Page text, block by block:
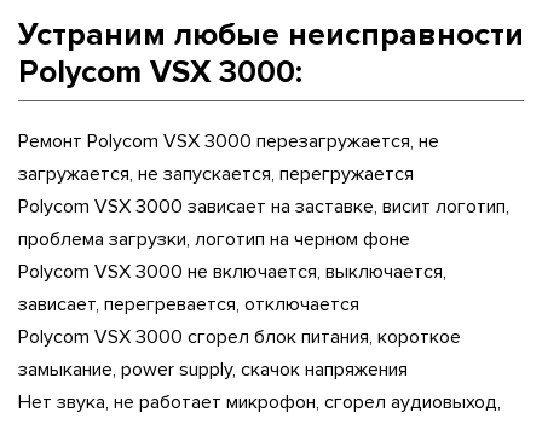
Устраним любые неисправности
Polycom VSX 3000:
Ремонт Polycom VSX 3000 перезагружается, не
загружается, не запускается, перегружается
Polycom VSX 3000 зависает на заставке, висит логотип,
проблема загрузки, логотип на черном фоне
Polycom VSX 3000 не включается, выключается,
зависает, перегревается, отключается
Polycom VSX 3000 сгорел блок питания, короткое
замыкание, power supply, скачок напряжения
Нет звука, не работает микрофон, сгорел аудиовыход,